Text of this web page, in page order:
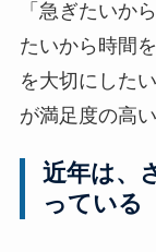
「急ぎたいか
たいから時間
を大切にした
が満足度の高
近年は、
っている